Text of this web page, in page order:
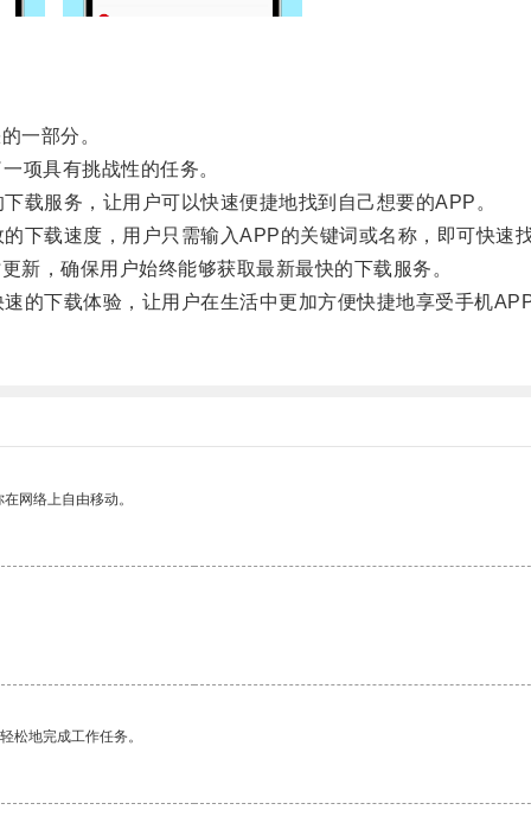
一部分。
具有挑战性的任务。
服务，让用户可以快速便捷地找到自己想要的APP。
载速度，用户只需输入APP的关键词或名称，即可快速找
，确保用户始终能够获取最新最快的下载服务。
下载体验，让用户在生活中更加方便快捷地享受手机APP
网络上自由移动。
松地完成工作任务。